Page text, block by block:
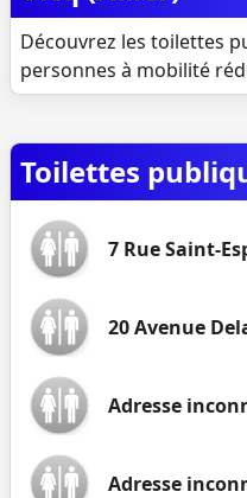
Découvrez les toilettes
personnes à mobilité
Toilettes
7 Rue Saint-
20 Avenue
Adresse
Adresse